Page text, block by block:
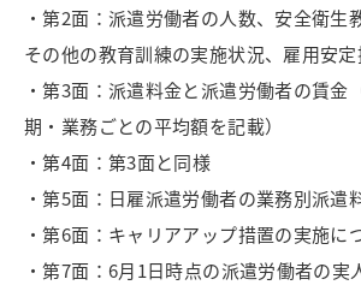
・第2面：派遣労働者の人数、安全衛生
その他の教育訓練の実施状況、雇用安
・第3面：派遣料金と派遣労働者の賃金
期・業務ごとの平均額を記載）
・第4面：第3面と同様
・第5面：日雇派遣労働者の業務別派遣
・第6面：キャリアアップ措置の実施に
・第7面：6月1日時点の派遣労働者の実